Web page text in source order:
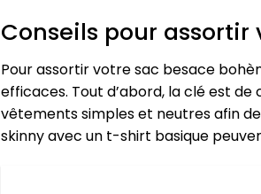
Conseils pour
Pour assortir votre sac besace
efficaces. Tout d’abord, la clé est
vêtements simples et neutres afin
skinny avec un t-shirt basique